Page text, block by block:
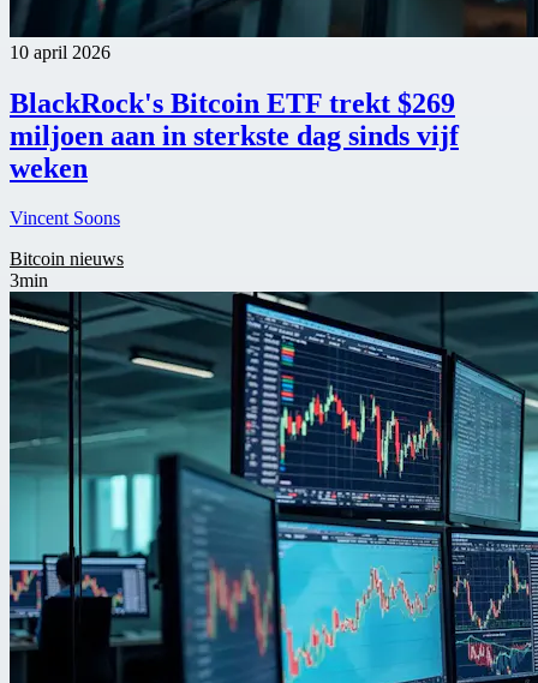
10 april 2026
BlackRock's Bitcoin ETF trekt $269
miljoen aan in sterkste dag sinds vijf
weken
Vincent Soons
Bitcoin nieuws
3min